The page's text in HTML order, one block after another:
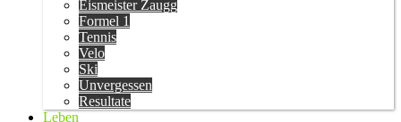
Eismeister Zaugg
Formel 1
Tennis
Velo
Ski
Unvergessen
Resultate
Leben